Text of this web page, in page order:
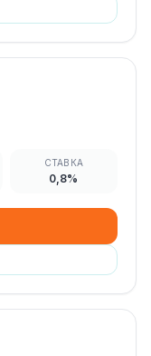
СТАВКА
0,8%